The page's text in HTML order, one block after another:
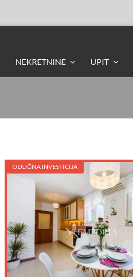
NEKRETNINE UPIT
ODLIČNA INVESTICIJA